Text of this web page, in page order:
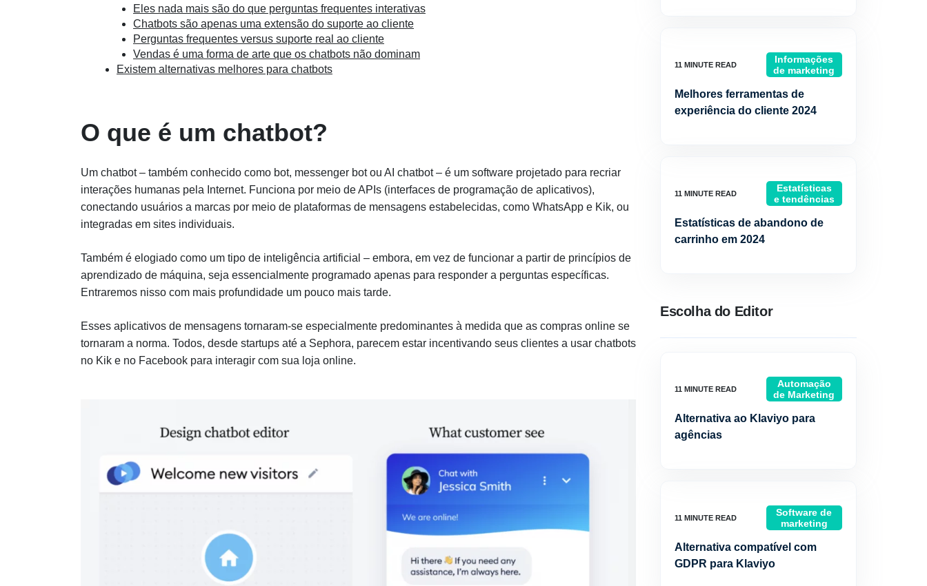
Eles nada mais são do que perguntas frequentes interativas
Chatbots são apenas uma extensão do suporte ao cliente
Perguntas frequentes versus suporte real ao cliente
Vendas é uma forma de arte que os chatbots não dominam
Existem alternativas melhores para chatbots
O que é um chatbot?
Um chatbot – também conhecido como bot, messenger bot ou AI chatbot – é um software projetado para recriar
interações humanas pela Internet. Funciona por meio de APIs (interfaces de programação de aplicativos),
conectando usuários a marcas por meio de plataformas de mensagens estabelecidas, como WhatsApp e Kik, ou
integradas em sites individuais.
Também é elogiado como um tipo de inteligência artificial – embora, em vez de funcionar a partir de princípios de
aprendizado de máquina, seja essencialmente programado apenas para responder a perguntas específicas.
Entraremos nisso com mais profundidade um pouco mais tarde.
Esses aplicativos de mensagens tornaram-se especialmente predominantes à medida que as compras online se
tornaram a norma. Todos, desde startups até a Sephora, parecem estar incentivando seus clientes a usar chatbots
no Kik e no Facebook para interagir com sua loja online.
Informações
de marketing
Melhores ferramentas de
experiência do cliente 2024
Estatísticas
e tendências
Estatísticas de abandono de
carrinho em 2024
Escolha do Editor
Automação
de Marketing
Alternativa ao Klaviyo para
agências
Software de
marketing
Alternativa compatível com
GDPR para Klaviyo